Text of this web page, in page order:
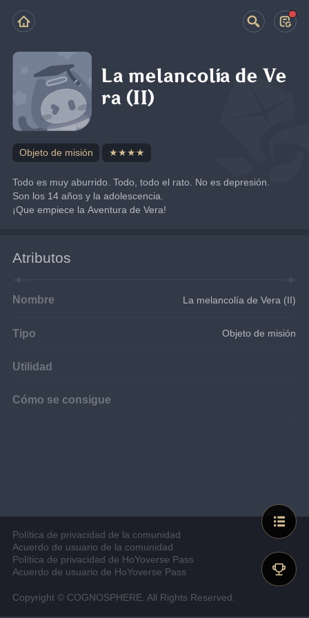
La melancolía de Ve
ra (II)
Objeto de misión ★★★★
Todo es muy aburrido. Todo, todo el rato. No es depresión.
Son los 14 años y la adolescencia.
¡Que empiece la Aventura de Vera!
Atributos
Nombre La melancolía de Vera (II)
Tipo Objeto de misión
Utilidad
Cómo se consigue
Política de privacidad de la comunidad
Acuerdo de usuario de la comunidad
Política de privacidad de HoYoverse Pass
Acuerdo de usuario de HoYoverse Pass
Copyright © COGNOSPHERE. All Rights Reserved.